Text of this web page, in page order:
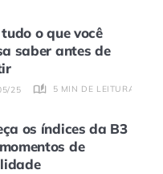
tudo o que você
saber antes de
25 5 MIN DE LEITURA
os índices da B3
de